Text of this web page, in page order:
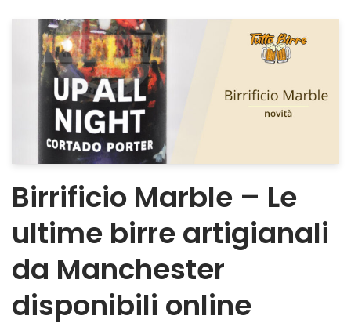
Birrificio Marble – Le
ultime birre artigianali
da Manchester
disponibili online